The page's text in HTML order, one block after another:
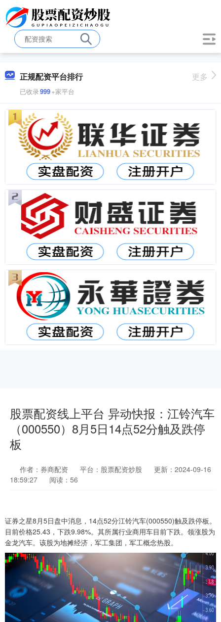
正规配资平台排行
已收录999+家平台
更多
股票配资线上平台 异动快报：江铃汽车
（000550）8月5日14点52分触及跌停
板
作者：券商配资 平台：股票配资炒股
更新：2024-09-16
18:59:27
阅读：56
证券之星8月5日盘中消息，14点52分江铃汽车(000550)触及跌停板。
目前价格25.43，下跌9.98%。其所属行业商用车目前下跌。领涨股为
金龙汽车。该股为地摊经济，军工集团，军工概念热股。